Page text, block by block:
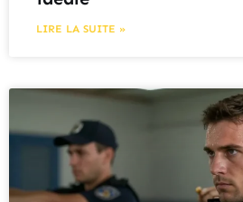
LIRE LA SUITE »